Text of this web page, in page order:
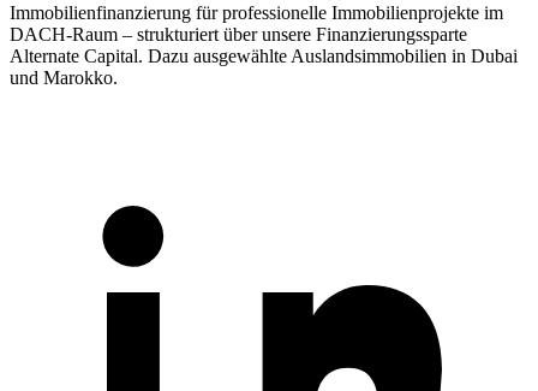
Immobilienfinanzierung für professionelle Immobilienprojekte im
DACH-Raum – strukturiert über unsere Finanzierungssparte
Alternate Capital. Dazu ausgewählte Auslandsimmobilien in Dubai
und Marokko.